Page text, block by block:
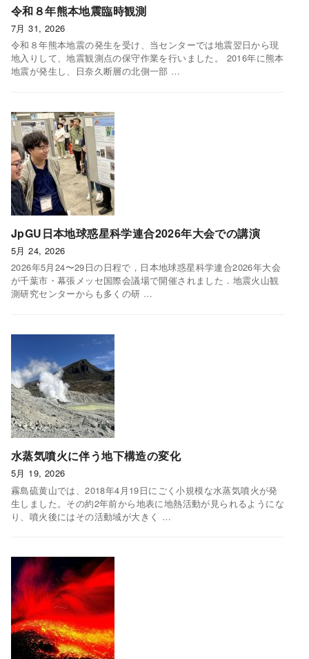
令和８年熊本地震臨時観測
7月 31, 2026
令和８年熊本地震の発生を受け、当センターでは地震翌日から現
地入りして、地震観測点の保守作業を行いました。 2016年に熊本
地震が発生し、日奈久断層の北側一部 …
JpGU日本地球惑星科学連合2026年大会での講演
5月 24, 2026
2026年5月24〜29日の日程で，日本地球惑星科学連合2026年大会
が千葉市・幕張メッセ国際会議場で開催されました．地震火山観
測研究センターからも多くの研 …
水蒸気噴火に伴う地下構造の変化
5月 19, 2026
霧島硫黄山では、2018年4月19日にごく小規模な水蒸気噴火が発
生しました。その約2年前から地表に地熱活動が見られるようにな
り、噴火後にはその活動域が大きく …